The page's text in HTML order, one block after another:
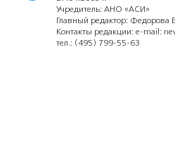
Учредитель: АНО «АСИ»
Главный редактор: Федорова
Контакты редакции: e-mail:
тел.: (495) 799-55-63